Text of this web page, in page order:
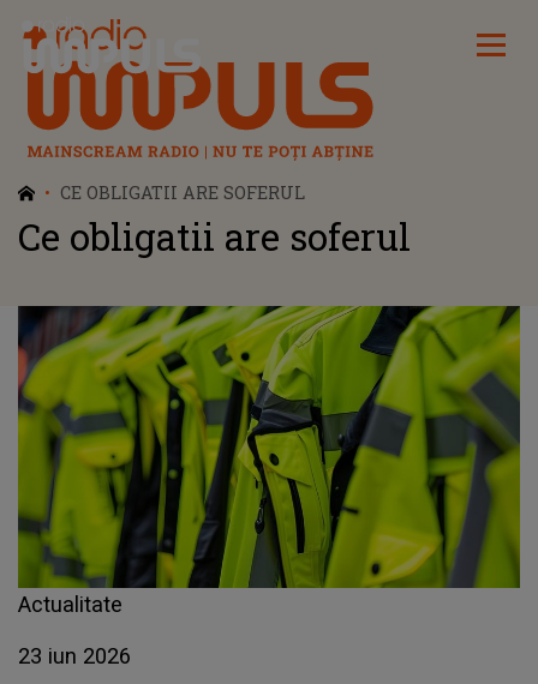
Radio Impuls
CE OBLIGATII ARE SOFERUL
Ce obligatii are soferul
Actualitate
23 iun 2026